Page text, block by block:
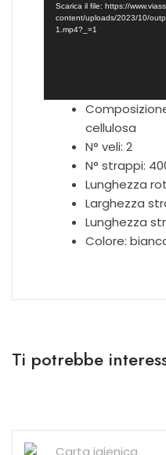
Scarica il file: https://
content/uploads/2023/10/
1.mp4?_=1
cellulosa
N° veli: 2
N° strappi:
Lunghezza
Larghezza
Lunghezza
Colore:
Ti potrebbe